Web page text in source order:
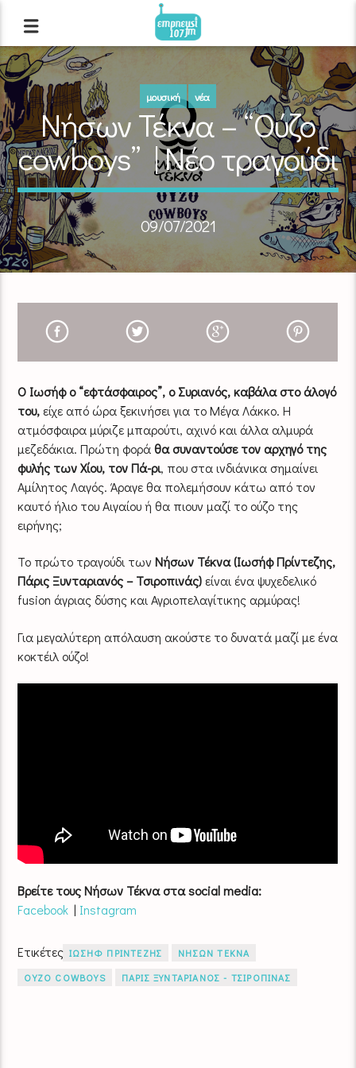
μουσική νέα
Νήσων Τέκνα – “Ούζο
cowboys” | Νέο τραγούδι
09/07/2021
Ο Ιωσήφ ο “εφτάσφαιρος”, ο Συριανός, καβάλα στο άλογό
του,είχε από ώρα ξεκινήσει για το Μέγα Λάκκο. Η
ατμόσφαιρα μύριζε μπαρούτι, αχινό και άλλα αλμυρά
μεζεδάκια. Πρώτη φοράθα συναντούσε τον αρχηγό της
φυλής των Χίου, τον Πά-ρι, που στα ινδιάνικα σημαίνει
Αμίλητος Λαγός. Άραγε θα πολεμήσουν κάτω από τον
καυτό ήλιο του Αιγαίου ή θα πιουν μαζί το ούζο της
ειρήνης;
Το πρώτο τραγούδι τωνΝήσων Τέκνα (Ιωσήφ Πρίντεζης,
Πάρις Ξυνταριανός – Τσιροπινάς)είναι ένα ψυχεδελικό
fusion άγριας δύσης και Αγριοπελαγίτικης αρμύρας!
Για μεγαλύτερη απόλαυση ακούστε το δυνατά μαζί με ένα
κοκτέιλ ούζο!
Βρείτε τους Νήσων Τέκνα στα social media:
Facebook | Instagram
Ετικέτες ΙΩΣΗΦ ΠΡΙΝΤΕΖΗΣ
ΝΗΣΩΝ ΤΕΚΝΑ
ΟΥΖΟ COWBOYS
ΠΑΡΙΣ ΞΥΝΤΑΡΙΑΝΟΣ - ΤΣΙΡΟΠΙΝΑΣ